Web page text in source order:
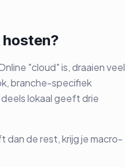
hosten?
"cloud" is, draaien veel
branche-specifiek
lokaal geeft drie
dan de rest, krijg je macro-